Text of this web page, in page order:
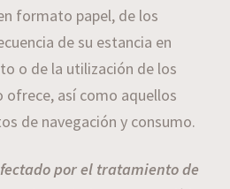
formato papel, de los
de su estancia en
o de la utilización de los
ofrece, así como aquellos
de navegación y consumo.
por el tratamiento de